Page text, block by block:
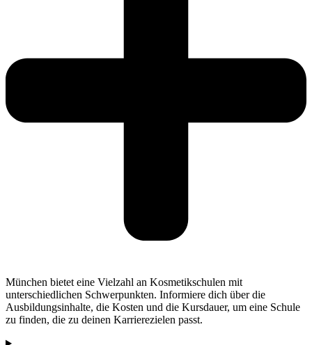
München bietet eine Vielzahl an Kosmetikschulen mit
unterschiedlichen Schwerpunkten. Informiere dich über die
Ausbildungsinhalte, die Kosten und die Kursdauer, um eine Schule
zu finden, die zu deinen Karrierezielen passt.